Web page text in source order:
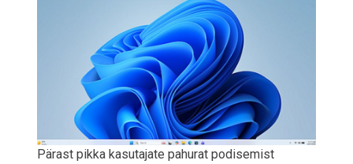
Pärast pikka kasutajate pahurat podisemist